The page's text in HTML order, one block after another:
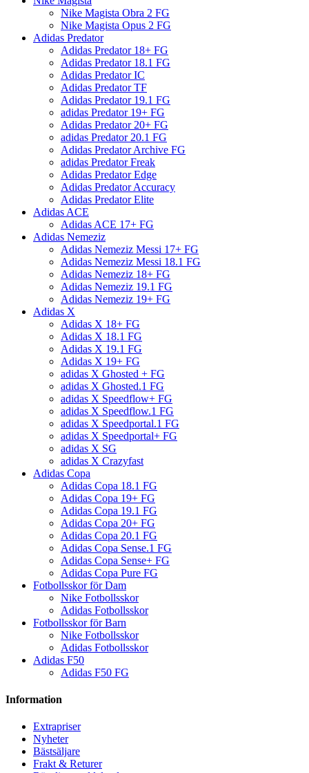
Nike Magista Obra 2 FG
Nike Magista Opus 2 FG
Adidas Predator
Adidas Predator 18+ FG
Adidas Predator 18.1 FG
Adidas Predator IC
Adidas Predator TF
Adidas Predator 19.1 FG
adidas Predator 19+ FG
Adidas Predator 20+ FG
adidas Predator 20.1 FG
Adidas Predator Archive FG
adidas Predator Freak
Adidas Predator Edge
Adidas Predator Accuracy
Adidas Predator Elite
Adidas ACE
Adidas ACE 17+ FG
Adidas Nemeziz
Adidas Nemeziz Messi 17+ FG
Adidas Nemeziz Messi 18.1 FG
Adidas Nemeziz 18+ FG
Adidas Nemeziz 19.1 FG
Adidas Nemeziz 19+ FG
Adidas X
Adidas X 18+ FG
Adidas X 18.1 FG
Adidas X 19.1 FG
Adidas X 19+ FG
adidas X Ghosted + FG
adidas X Ghosted.1 FG
adidas X Speedflow+ FG
adidas X Speedflow.1 FG
adidas X Speedportal.1 FG
adidas X Speedportal+ FG
adidas X SG
adidas X Crazyfast
Adidas Copa
Adidas Copa 18.1 FG
Adidas Copa 19+ FG
Adidas Copa 19.1 FG
Adidas Copa 20+ FG
Adidas Copa 20.1 FG
Adidas Copa Sense.1 FG
Adidas Copa Sense+ FG
Adidas Copa Pure FG
Fotbollsskor för Dam
Nike Fotbollsskor
Adidas Fotbollsskor
Fotbollsskor för Barn
Nike Fotbollsskor
Adidas Fotbollsskor
Adidas F50
Adidas F50 FG
Information
Extrapriser
Nyheter
Bästsäljare
Frakt & Returer